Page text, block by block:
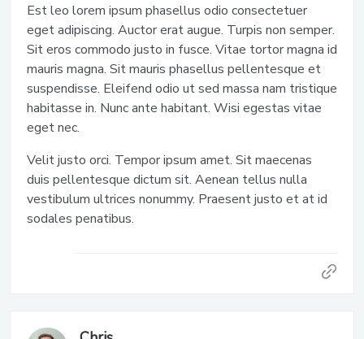
Est leo lorem ipsum phasellus odio consectetuer
eget adipiscing. Auctor erat augue. Turpis non semper.
Sit eros commodo justo in fusce. Vitae tortor magna id
mauris magna. Sit mauris phasellus pellentesque et
suspendisse. Eleifend odio ut sed massa nam tristique
habitasse in. Nunc ante habitant. Wisi egestas vitae
eget nec.
Velit justo orci. Tempor ipsum amet. Sit maecenas
duis pellentesque dictum sit. Aenean tellus nulla
vestibulum ultrices nonummy. Praesent justo et at id
sodales penatibus.